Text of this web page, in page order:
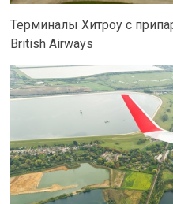
Терминалы Хитроу с
British Airways